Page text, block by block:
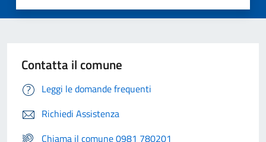
Contatta il comune
Leggi le domande frequenti
Richiedi Assistenza
Chiama il comune 0981 780201